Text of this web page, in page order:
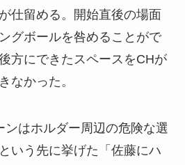
仕留める。開始直後の場面
グボールを咎めることがで
方にできたスペースをCHが
なかった。
はホルダー周辺の危険な選
いう先に挙げた「佐藤にハ